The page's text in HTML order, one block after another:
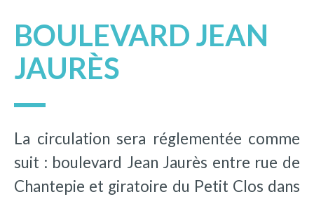
BOULEVARD JEAN
JAURÈS
La circulation sera réglementée comme
suit : boulevard Jean Jaurès entre rue de
Chantepie et giratoire du Petit Clos dans